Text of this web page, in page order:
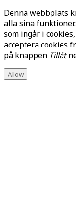
Denna webbplats
alla sina
som ingår i
acceptera cookies
på knappen Tillåt
Allow